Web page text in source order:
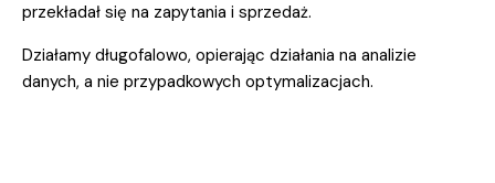
przekładał się na zapytania i sprzedaż.
Działamy długofalowo, opierając działania na analizie
danych, a nie przypadkowych optymalizacjach.